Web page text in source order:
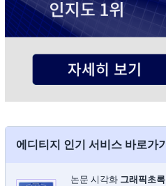
에디티지 인기 서비스 바로가기
논문 시각화 그래픽초록​